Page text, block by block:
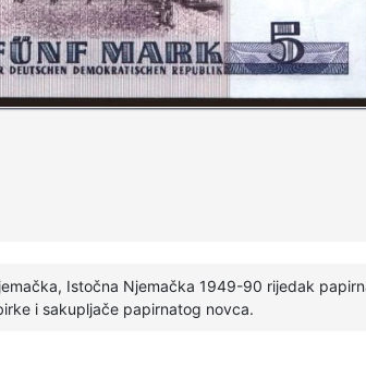
Istočna Njemačka 1949-90 rijedak
i sakupljače papirnatog novca.